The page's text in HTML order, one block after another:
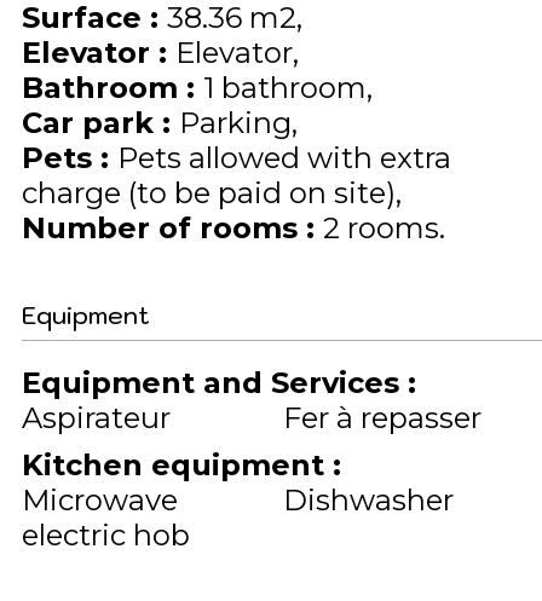
Surface : 38.36 m2
Elevator : Elevator
Bathroom : 1 bathroom
Car park : Parking
Pets : Pets allowed with extra
charge (to be paid on site)
Number of rooms : 2 rooms
Equipment
Equipment and Services :
Aspirateur
Fer à repasser
Kitchen equipment :
Microwave
Dishwasher
electric hob